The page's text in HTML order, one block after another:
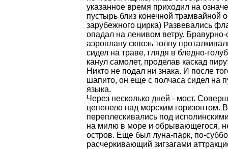
указанное время приходил на
пустырь близ конечной трамвайной
зарубежного цирка) Развевались
опадал на ленивом ветру.
аэроплану сквозь толпу
сидел на траве, глядя в бледно-
канул самолет, проделав каскад
Никто не подал ни знака. И после
шапито, он еще с полчаса сидел на
языка.
Через несколько дней - мост.
цепенело над морским горизонтом.
переплескивались под
на милю в море и обрывающегося,
остров. Еще был луна-парк, по-
расчеркивающий зигзагами